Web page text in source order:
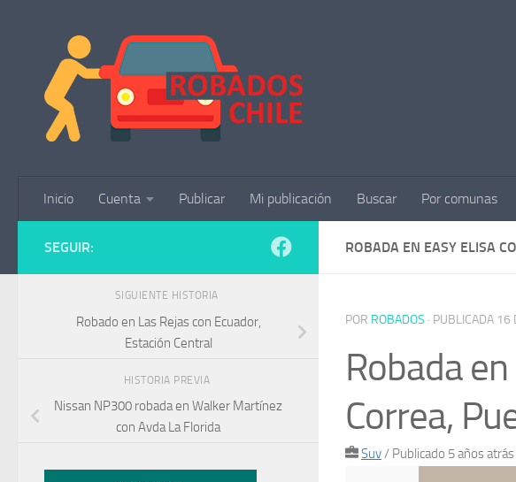
Inicio Cuenta Publicar Mi publicación Buscar Por comunas
ROBADA EN EASY ELISA
POR ROBADOS · PUBLICADA 16
Robada
Correa,
Suv/ Publicado 5 años atrás
SEGUIR:
SIGUIENTE HISTORIA
Robado en Las Rejas con Ecuador,
Estación Central
HISTORIA PREVIA
Nissan NP300 robada en Walker Martínez
con Avda La Florida